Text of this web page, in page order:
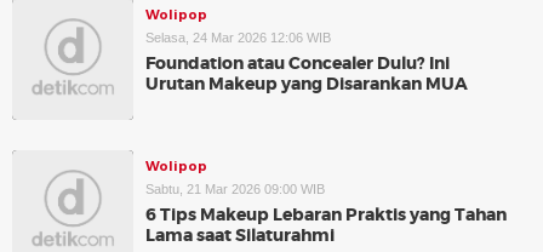
Wolipop
Selasa, 24 Mar 2026 12:06 WIB
Foundation atau Concealer Dulu? Ini
Urutan Makeup yang Disarankan MUA
Wolipop
Sabtu, 21 Mar 2026 09:00 WIB
6 Tips Makeup Lebaran Praktis yang Tahan
Lama saat Silaturahmi